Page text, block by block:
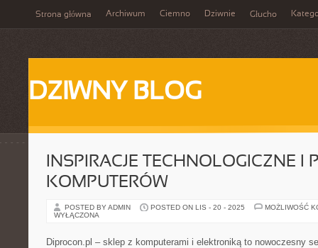
Strona główna Archiwum Ciemno Dziwnie Głucho
DZIWNY BLOG
INSPIRACJE TECHNOLOGICZNE I
KOMPUTERÓW
POSTED BY ADMIN POSTED ON LIS - 20 - 2025
MOŻLIWOŚĆ
WYŁĄCZONA
Diprocon.pl – sklep z komputerami i elektroniką to nowoczesny